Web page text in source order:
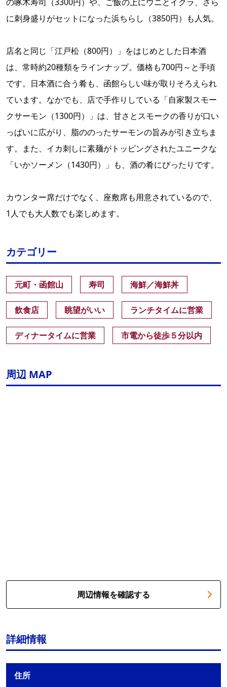
に刺身盛りがセットになった浜ちらし（3850円）も人気。
店名と同じ「江戸松（800円）」をはじめとした日本酒
は、常時約20種類をラインナップ。価格も700円～と手頃
です。日本酒に合う肴も、函館らしい味が取りそろえられ
ています。なかでも、店で手作りしている「自家製スモー
クサーモン（1300円）」は、甘さとスモークの香りが口い
っぱいに広がり、脂ののったサーモンの旨みが引き立ちま
す。また、イカ刺しに素麺がトッピングされたユニークな
「いかソーメン（1430円）」も、酒の肴にぴったりです。
カウンター席だけでなく、座敷席も用意されているので、
1人でも大人数でも楽しめます。
カテゴリー
元町・函館山 寿司 海鮮／海鮮丼
飲食店 眺望がいい ランチタイムに営業
ディナータイムに営業 市電から徒歩５分以内
周辺 MAP
周辺情報を確認する
詳細情報
住所